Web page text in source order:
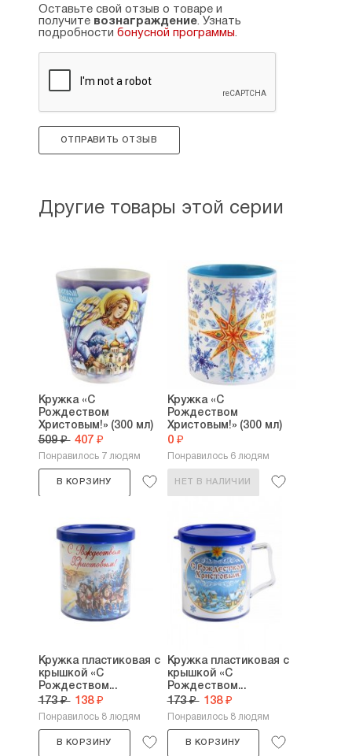
Оставьте свой отзыв о товаре и
получите вознаграждение. Узнать
подробности бонусной программы.
ОТПРАВИТЬ ОТЗЫВ
Другие товары этой серии
Кружка «С
Рождеством
Христовым!» (300 мл)
509 ₽ 407 ₽
Понравилось 7 людям
В КОРЗИНУ
Кружка «С
Рождеством
Христовым!» (300 мл)
0 ₽
Понравилось 6 людям
НЕТ В НАЛИЧИИ
Кружка пластиковая с
крышкой «С
Рождеством...
173 ₽ 138 ₽
Понравилось 8 людям
В КОРЗИНУ
Кружка пластиковая с
крышкой «С
Рождеством...
173 ₽ 138 ₽
Понравилось 8 людям
В КОРЗИНУ